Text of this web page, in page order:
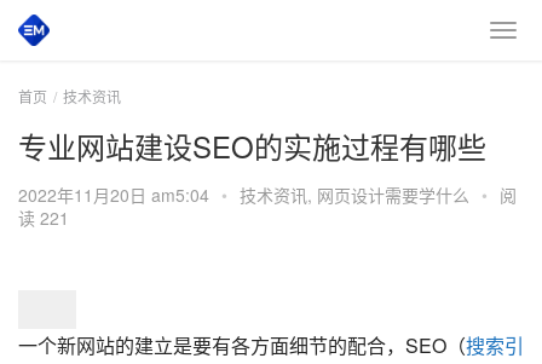
首页 技术资讯
专业网站建设SEO的实施过程有哪些
2022年11月20日 am5:04 • 技术资讯, 网页设计需要学什么 • 阅
读 221
一个新网站的建立是要有各方面细节的配合，SEO（搜索引